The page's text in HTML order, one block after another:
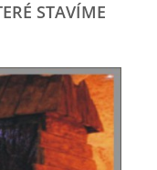
STAVÍME